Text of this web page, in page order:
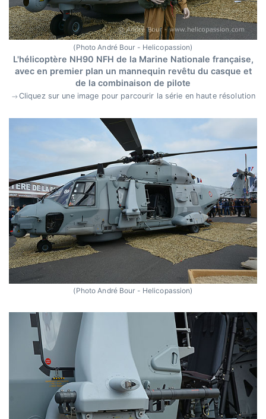
(Photo André Bour - Helicopassion)
L'hélicoptère NH90 NFH de la Marine Nationale française,
avec en premier plan un mannequin revêtu du casque et
de la combinaison de pilote
Cliquez sur une image pour parcourir la série en haute résolution
(Photo André Bour - Helicopassion)